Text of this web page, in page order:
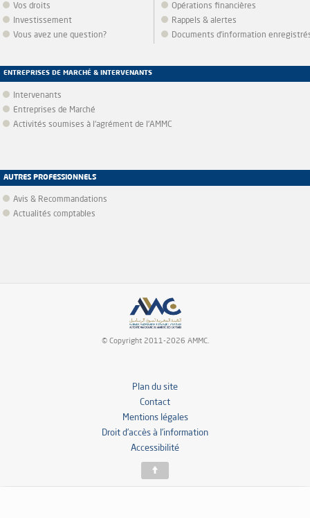
Vos droits
Investissement
Vous avez une question?
Opérations financières
Rappels & alertes
Documents d’information
ENTREPRISES DE MARCHÉ & INTERVENANTS
Intervenants
Entreprises de Marché
Activités soumises à l'agrément de l'AMMC
AUTRES PROFESSIONNELS
Avis & Recommandations
Actualités comptables
© Copyright 2011-2026 AMMC.
Plan du site
Contact
Mentions légales
Droit d’accès à l’information
Accessibilité